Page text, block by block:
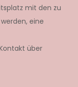
mit den zu
eine
über